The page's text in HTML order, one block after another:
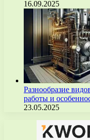
16.09.2025
Разнообразие
работы и
23.05.2025